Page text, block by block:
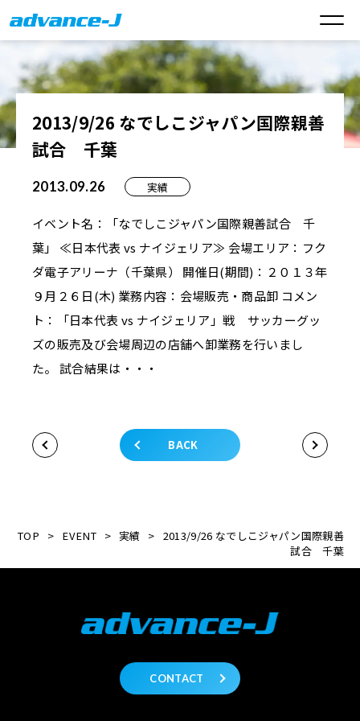
2013/9/26 なでしこジャパン国際親善
試合 千葉
2013.09.26 実績
イベント名：「なでしこジャパン国際親善試合 千
葉」 ≪日本代表 vs ナイジェリア≫ 会場エリア：フク
ダ電子アリーナ（千葉県） 開催日(期間)：２０１３年
９月２６日(木) 業務内容：会場販売・商品卸 コメン
ト：「日本代表 vs ナイジェリア」戦 サッカーグッ
ズの販売及び会場周辺の店舗へ卸業務を行いまし
た。 試合結果は・・・
BACK
TOP > EVENT > 実績 > 2013/9/26 なでしこジャパン国際親善
試合 千葉
CONTACT